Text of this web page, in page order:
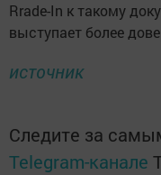
Rrade-In к такому
выступает более
источник
Следите за
Telegram-канале